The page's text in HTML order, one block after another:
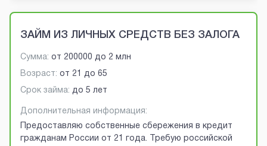
ЗАЙМ ИЗ ЛИЧНЫХ СРЕДСТВ БЕЗ ЗАЛОГА
Сумма: от 200000 до 2 млн
Возраст: от 21 до 65
Срок займа: до 5 лет
Дополнительная информация:
Предоставляю собственные сбережения в кредит
гражданам России от 21 года. Требую российской